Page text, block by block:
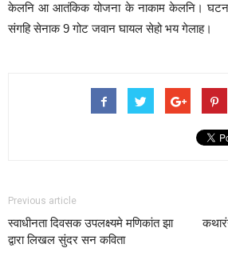
केलनि आ आतंकिक योजना के नाकाम केलनि।
संगहि सेनाक 9 गोट जवान घायल सेहो भय गेलाह।
Previous article
स्वाधीनता दिवसक उपलक्ष्यमे मणिकांत झा
द्वारा लिखल सुंदर सन कविता